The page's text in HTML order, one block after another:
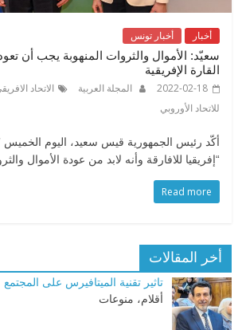
أخبار أخبار تونس
سعيّد: الأموال والثروات المنهوبة يجب أن
القارة الإفريقية
2022-02-18
المجلة العربية الاتحاد
للاتحاد الأوروبي
“إفريقيا للافارقة وأنه لابد من عودة الأموال
Read more
أخر المقالات
تاثير تقنية الميتافيرس على المجتمع
أقلام، منوعات